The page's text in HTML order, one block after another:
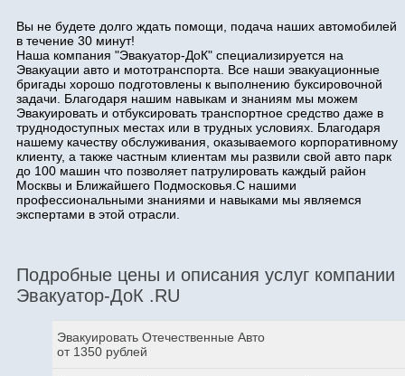
Вы не будете долго ждать помощи, подача наших автомобилей
в течение 30 минут!
Наша компания "Эвакуатор-ДоК" специализируется на
Эвакуации авто и мототранспорта. Все наши эвакуационные
бригады хорошо подготовлены к выполнению буксировочной
задачи. Благодаря нашим навыкам и знаниям мы можем
Эвакуировать и отбуксировать транспортное средство даже в
труднодоступных местах или в трудных условиях. Благодаря
нашему качеству обслуживания, оказываемого корпоративному
клиенту, а также частным клиентам мы развили свой авто парк
до 100 машин что позволяет патрулировать каждый район
Москвы и Ближайшего Подмосковья.С нашими
профессиональными знаниями и навыками мы являемся
экспертами в этой отрасли.
Подробные цены и описания услуг компании
Эвакуатор-ДоК .RU
Эвакуировать Отечественные Авто
от 1350 рублей